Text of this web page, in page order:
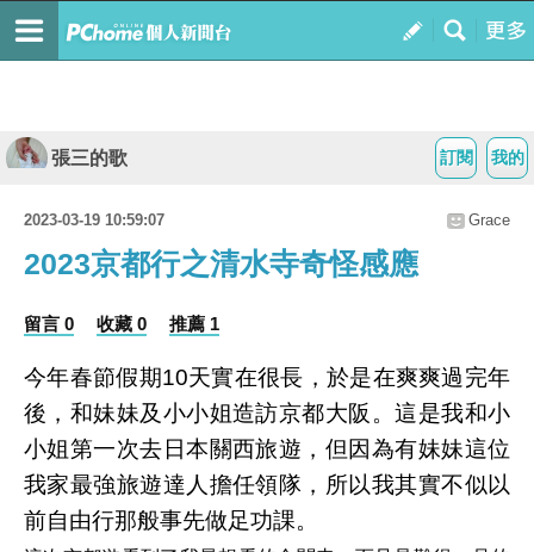
我的
訂閱
張三的歌
2023-03-19 10:59:07 Grace
2023京都行之清水寺奇怪感應
留言 0 收藏 0 推薦 1
今年春節假期10天實在很長，於是在爽爽過完年
後，和妹妹及小小姐造訪京都大阪。這是我和小
小姐第一次去日本關西旅遊，但因為有妹妹這位
我家最強旅遊達人擔任領隊，所以我其實不似以
前自由行那般事先做足功課。